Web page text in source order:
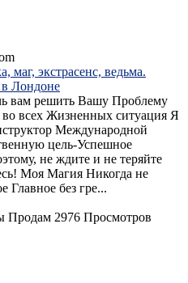
маг, экстрасенс, ведьма.
Лондоне
вам решить Вашу Проблему
всех Жизненных ситуация Я
Международной
цель-Успешное
не ждите и не теряйте
Моя Магия Никогда не
без гре...
Продам 2976 Просмотров